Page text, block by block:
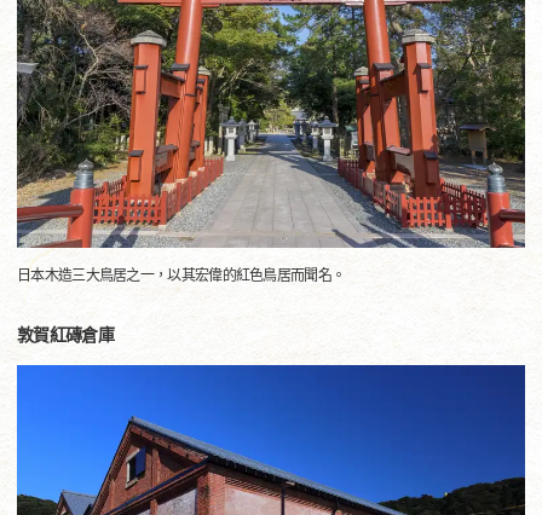
日本木造三大鳥居之一，以其宏偉的紅色鳥居而聞名。
敦賀紅磚倉庫